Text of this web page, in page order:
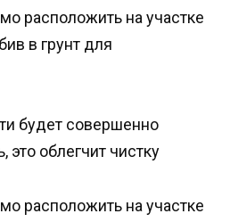
расположить на участке
в грунт для
будет совершенно
это облегчит чистку
расположить на участке